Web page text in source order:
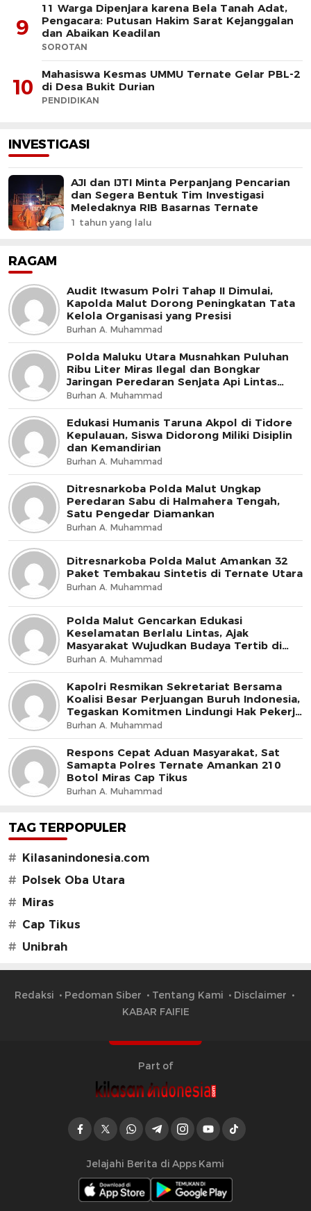
9
11 Warga Dipenjara karena Bela Tanah Adat,
Pengacara: Putusan Hakim Sarat Kejanggalan
dan Abaikan Keadilan
SOROTAN
10
Mahasiswa Kesmas UMMU Ternate Gelar PBL-2
di Desa Bukit Durian
PENDIDIKAN
INVESTIGASI
AJI dan IJTI Minta Perpanjang Pencarian
dan Segera Bentuk Tim Investigasi
Meledaknya RIB Basarnas Ternate
1 tahun yang lalu
RAGAM
Audit Itwasum Polri Tahap II Dimulai,
Kapolda Malut Dorong Peningkatan Tata
Kelola Organisasi yang Presisi
Burhan A. Muhammad
Polda Maluku Utara Musnahkan Puluhan
Ribu Liter Miras Ilegal dan Bongkar
Jaringan Peredaran Senjata Api Lintas
Negara
Burhan A. Muhammad
Edukasi Humanis Taruna Akpol di Tidore
Kepulauan, Siswa Didorong Miliki Disiplin
dan Kemandirian
Burhan A. Muhammad
Ditresnarkoba Polda Malut Ungkap
Peredaran Sabu di Halmahera Tengah,
Satu Pengedar Diamankan
Burhan A. Muhammad
Ditresnarkoba Polda Malut Amankan 32
Paket Tembakau Sintetis di Ternate Utara
Burhan A. Muhammad
Polda Malut Gencarkan Edukasi
Keselamatan Berlalu Lintas, Ajak
Masyarakat Wujudkan Budaya Tertib di
Jalan
Burhan A. Muhammad
Kapolri Resmikan Sekretariat Bersama
Koalisi Besar Perjuangan Buruh Indonesia,
Tegaskan Komitmen Lindungi Hak Pekerja
dan Jaga Iklim Investasi
Burhan A. Muhammad
Respons Cepat Aduan Masyarakat, Sat
Samapta Polres Ternate Amankan 210
Botol Miras Cap Tikus
Burhan A. Muhammad
TAG TERPOPULER
# Kilasanindonesia.com
# Polsek Oba Utara
# Miras
# Cap Tikus
# Unibrah
Redaksi Pedoman Siber Tentang Kami
Disclaimer
KABAR FAIFIE
Part of
Jelajahi Berita di Apps Kami